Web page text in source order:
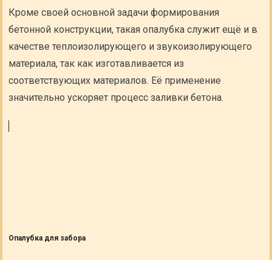
Кроме своей основной задачи формирования
бетонной конструкции, такая опалубка служит ещё и в
качестве теплоизолирующего и звукоизолирующего
материала, так как изготавливается из
соответствующих материалов. Её применение
значительно ускоряет процесс заливки бетона.
Опалубка для забора